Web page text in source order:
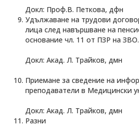
Докл: Проф.В. Петкова, дфн
Удължаване на трудови
лица след навършване на
основание чл. 11 от ПЗР на ЗВО.
Докл: Акад. Л. Трайков, дмн
Приемане за сведение на
преподаватели в Медицински
Докл: Акад. Л. Трайков, дмн
Разни